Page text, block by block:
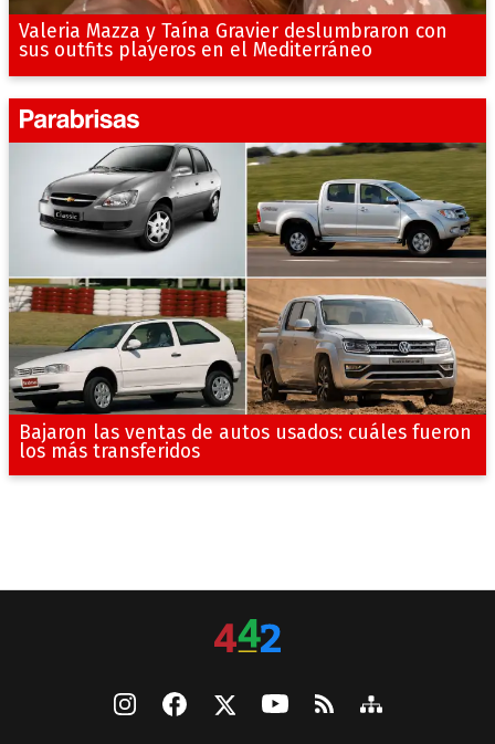
Valeria Mazza y Taína Gravier deslumbraron con
sus outfits playeros en el Mediterráneo
Bajaron las ventas de autos usados: cuáles fueron
los más transferidos